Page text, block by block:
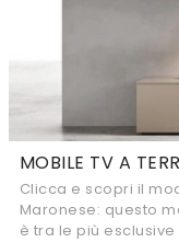
MOBILE TV A
Clicca e scopri il
Maronese: questo
è tra le più